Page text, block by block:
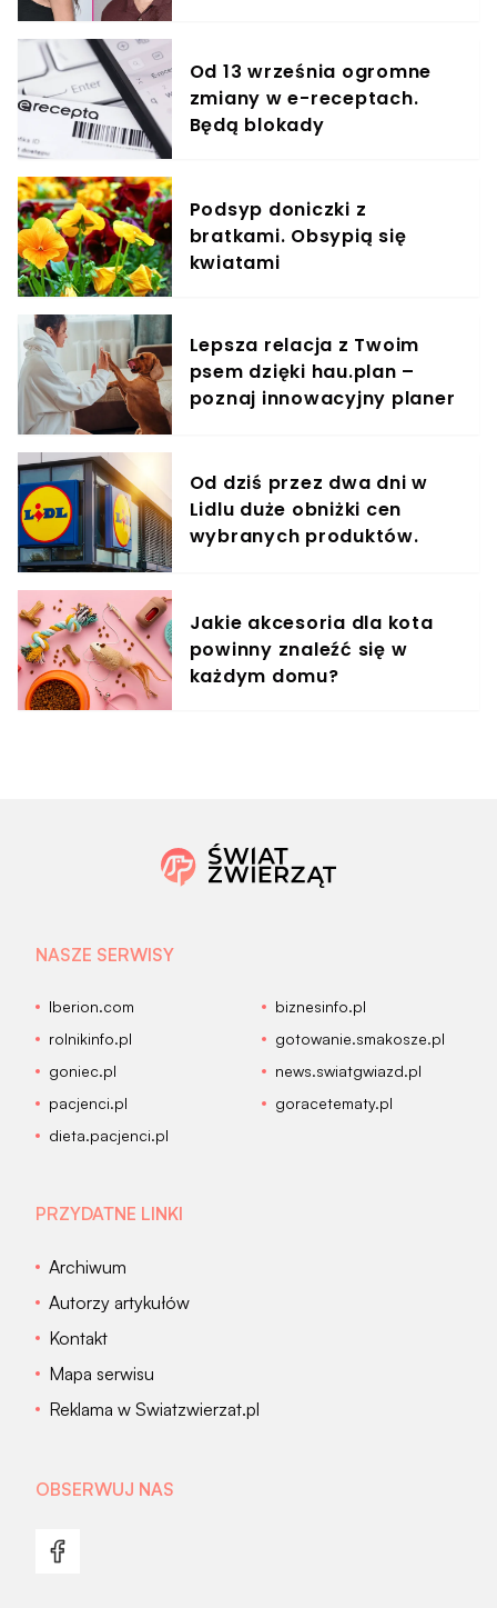
Od 13 września ogromne
zmiany w e-receptach.
Będą blokady
Podsyp doniczki z
bratkami. Obsypią się
kwiatami
Lepsza relacja z Twoim
psem dzięki hau.plan –
poznaj innowacyjny planer
Od dziś przez dwa dni w
Lidlu duże obniżki cen
wybranych produktów.
Jakie akcesoria dla kota
powinny znaleźć się w
każdym domu?
NASZE SERWISY
Iberion.com
biznesinfo.pl
rolnikinfo.pl
gotowanie.smakosze.pl
goniec.pl
news.swiatgwiazd.pl
pacjenci.pl
goracetematy.pl
dieta.pacjenci.pl
PRZYDATNE LINKI
Archiwum
Autorzy artykułów
Kontakt
Mapa serwisu
Reklama w Swiatzwierzat.pl
OBSERWUJ NAS